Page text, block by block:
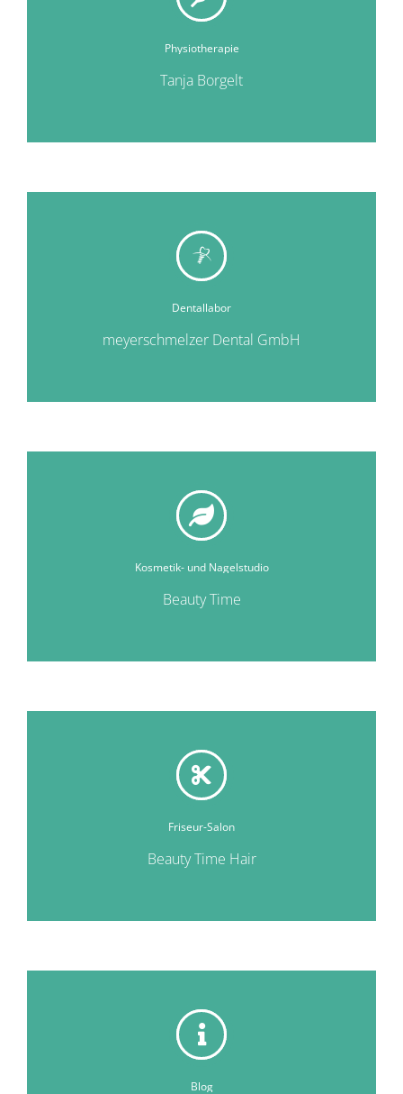
Physiotherapie
Tanja Borgelt
Dentallabor
meyerschmelzer Dental GmbH
Kosmetik- und Nagelstudio
Beauty Time
Friseur-Salon
Beauty Time Hair
Blog